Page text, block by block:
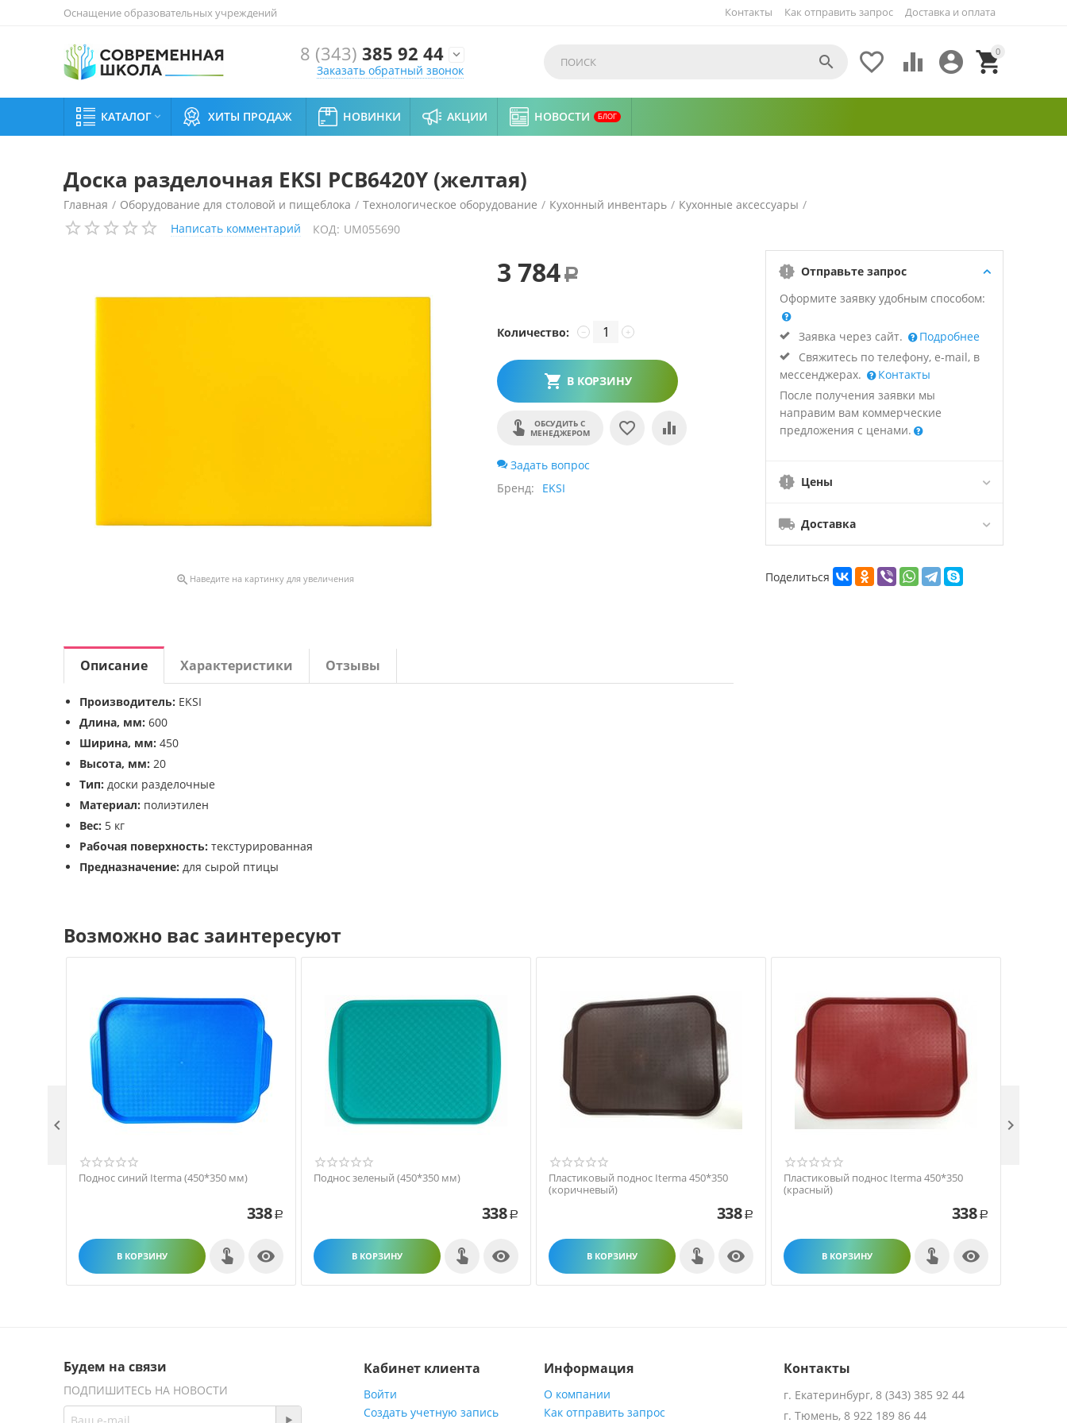
Оснащение образовательных учреждений Как отправить запрос Доставка и оплата
Контакты
8 (343) 385 92 44 
Заказать обратный звонок
0


 

КАТАЛОГ  ХИТЫ ПРОДАЖ НОВИНКИ АКЦИИ НОВОСТИ БЛОГ
Доска разделочная EKSI PCB6420Y (желтая)
Главная / Оборудование для столовой и пищеблока / Технологическое оборудование / Кухонный инвентарь / Кухонные аксессуары /
Доска разделочная EKSI PCB6420Y (желтая)
Написать комментарий КОД: UM055690
 Наведите на картинку для увеличения
3 784 Р
Количество: +
−
В КОРЗИНУ
ОБСУДИТЬ С
МЕНЕДЖЕРОМ
Задать вопрос
Бренд
EKSI
Отправьте запрос
Оформите заявку удобным способом:
Заявка через сайт.
Подробнее
Свяжитесь по телефону, e-mail, в
мессенджерах.
Контакты
После получения заявки мы
направим вам коммерческие
предложения с ценами.
Цены
Доставка
Поделиться
Описание Характеристики Отзывы
Производитель: EKSI
Длина, мм: 600
Ширина, мм: 450
Высота, мм: 20
Тип: доски разделочные
Материал: полиэтилен
Вес: 5 кг
Рабочая поверхность: текстурированная
Предназначение: для сырой птицы
Возможно вас заинтересуют
Поднос синий Iterma (450*350 мм)
338 Р
В КОРЗИНУ 
Поднос зеленый (450*350 мм)
338 Р
В КОРЗИНУ 
Пластиковый поднос Iterma 450*350
(коричневый)
338 Р
В КОРЗИНУ 
Пластиковый поднос Iterma 450*350
(красный)
338 Р
В КОРЗИНУ 
 
Будем на связи
ПОДПИШИТЕСЬ НА НОВОСТИ
Кабинет клиента
Войти
Создать учетную запись
Информация
О компании
Как отправить запрос
Контакты
г. Екатеринбург, 8 (343) 385 92 44
г. Тюмень, 8 922 189 86 44